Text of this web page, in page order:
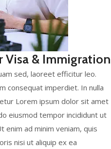
Visa & Immigration
sed, laoreet efficitur leo.
consequat imperdiet. In nulla
Lorem ipsum dolor sit amet
eiusmod tempor incididunt ut
enim ad minim veniam, quis
nisi ut aliquip ex ea